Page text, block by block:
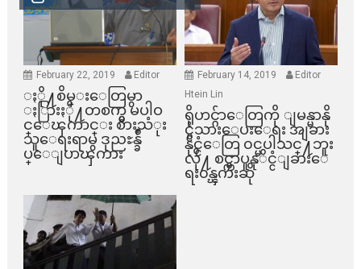
February 22, 2019 Editor
ႏို႔စိမ္းေတြမွာ
ႏြားႏို႔တစက္မွ မပါဝ
င္ေၾကာင္း စားသံုး
သူေရးရာမွ ဒုညႊန္ခ်ဳ
ပ္ေျပာၾကား
February 14, 2019
Editor
Htein Lin
ရိုဟင္ဂ်ာေတြကို ျမန္မာနို
င္ငံသားေပးေရး အျခား
နိုင္ငံေတြ ၀င္မပါသင္႔ဘူး
လို႔ စင္ကာပူနုိင္ငံျခားေ
ရး၀န္ၾကီးဆို